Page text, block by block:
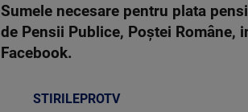
Sumele necesare pentru plata
de Pensii Publice, Poştei
Facebook.
STIRILEPROTV